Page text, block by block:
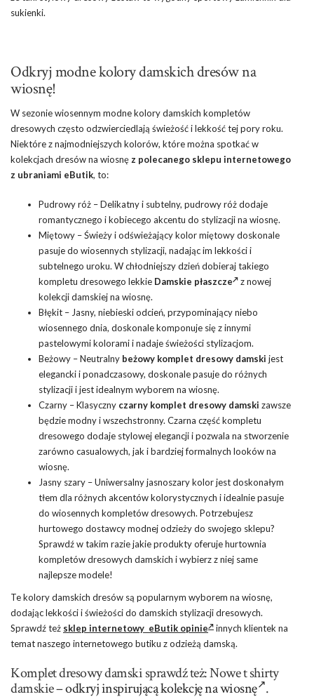
sukienki.
Odkryj modne kolory damskich dresów na
wiosnę!
W sezonie wiosennym modne kolory damskich kompletów
dresowych często odzwierciedlają świeżość i lekkość tej pory roku.
Niektóre z najmodniejszych kolorów, które można spotkać w
kolekcjach dresów na wiosnęz polecanego sklepu internetowego
z ubraniami eButik, to:
Pudrowy róż – Delikatny i subtelny, pudrowy róż dodaje
romantycznego i kobiecego akcentu do stylizacji na wiosnę.
Miętowy – Świeży i odświeżający kolor miętowy doskonale
pasuje do wiosennych stylizacji, nadając im lekkości i
subtelnego uroku. W chłodniejszy dzień dobieraj takiego
kompletu dresowego lekkie Damskie płaszcze
z nowej
kolekcji damskiej na wiosnę.
Błękit – Jasny, niebieski odcień, przypominający niebo
wiosennego dnia, doskonale komponuje się z innymi
pastelowymi kolorami i nadaje świeżości stylizacjom.
Beżowy – Neutralny beżowy komplet dresowy damski jest
elegancki i ponadczasowy, doskonale pasuje do różnych
stylizacji i jest idealnym wyborem na wiosnę.
Czarny – Klasyczny czarny komplet dresowy damski zawsze
będzie modny i wszechstronny. Czarna część kompletu
dresowego dodaje stylowej elegancji i pozwala na stworzenie
zarówno casualowych, jak i bardziej formalnych looków na
wiosnę.
Jasny szary – Uniwersalny jasnoszary kolor jest doskonałym
tłem dla różnych akcentów kolorystycznych i idealnie pasuje
do wiosennych kompletów dresowych. Potrzebujesz
hurtowego dostawcy modnej odzieży do swojego sklepu?
Sprawdź w takim razie jakie produkty oferuje hurtownia
kompletów dresowych damskich i wybierz z niej same
najlepsze modele!
Te kolory damskich dresów są popularnym wyborem na wiosnę,
dodając lekkości i świeżości do damskich stylizacji dresowych.
Sprawdź też sklep internetowy eButik opinie
innych klientek na
temat naszego internetowego butiku z odzieżą damską.
Komplet dresowy damski sprawdź też: Nowe t shirty
damskie –odkryj inspirującą kolekcję na wiosnę .